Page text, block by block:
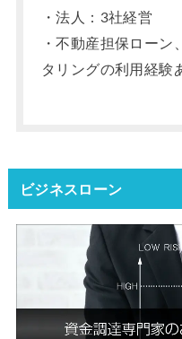
・法人：3社経営
・不動産担保ローン
タリングの利用経験
ビジネスローン